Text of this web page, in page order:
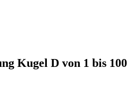
Kugel D von 1 bis 100